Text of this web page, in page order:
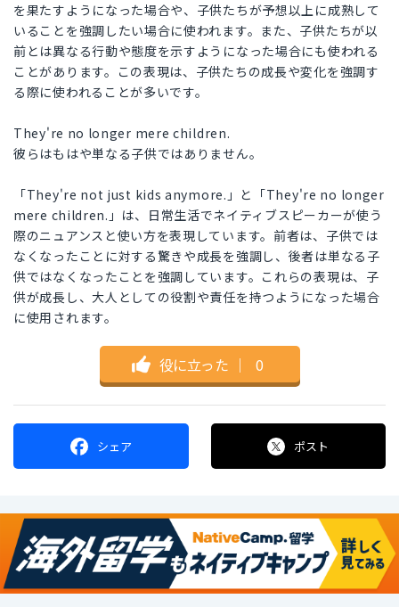
を果たすようになった場合や、子供たちが予想以上に成熟して
いることを強調したい場合に使われます。また、子供たちが以
前とは異なる行動や態度を示すようになった場合にも使われる
ことがあります。この表現は、子供たちの成長や変化を強調す
る際に使われることが多いです。
They're no longer mere children.
彼らはもはや単なる子供ではありません。
「They're not just kids anymore.」と「They're no longer
mere children.」は、日常生活でネイティブスピーカーが使う
際のニュアンスと使い方を表現しています。前者は、子供では
なくなったことに対する驚きや成長を強調し、後者は単なる子
供ではなくなったことを強調しています。これらの表現は、子
供が成長し、大人としての役割や責任を持つようになった場合
に使用されます。
役に立った ｜ 0
シェア ポスト